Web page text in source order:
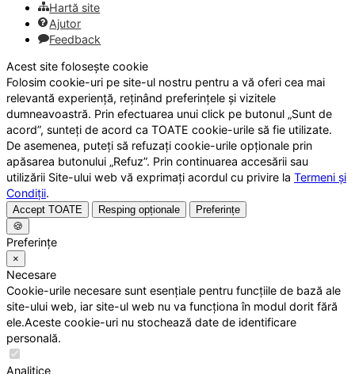
Hartă site
Ajutor
Feedback
Acest site folosește cookie
Folosim cookie-uri pe site-ul nostru pentru a vă oferi cea mai
relevantă experiență, reținând preferințele și vizitele
dumneavoastră. Prin efectuarea unui click pe butonul „Sunt de
acord”, sunteți de acord ca TOATE cookie-urile să fie utilizate.
De asemenea, puteți să refuzați cookie-urile opționale prin
apăsarea butonului „Refuz”. Prin continuarea accesării sau
utilizării Site-ului web vă exprimați acordul cu privire la Termeni și
Condiții.
Accept TOATE Resping opționale
Preferințe
🍪
Preferințe
×
Necesare
Cookie-urile necesare sunt esențiale pentru funcțiile de bază ale
site-ului web, iar site-ul web nu va funcționa în modul dorit fără
ele.Aceste cookie-uri nu stochează date de identificare
personală.
Analitice